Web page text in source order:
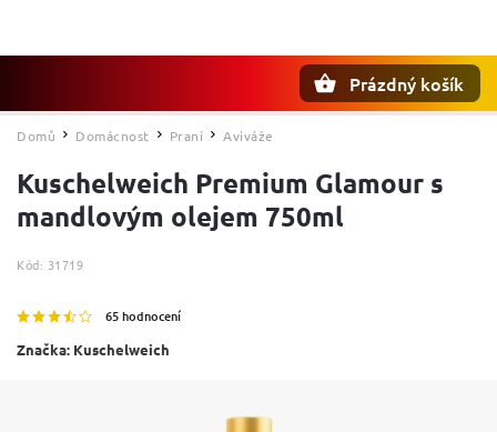
Prázdný košík
Domů / Domácnost / Praní / Aviváže
Kuschelweich Premium Glamour s
mandlovým olejem 750ml
Kód: 31719
65 hodnocení
Značka: Kuschelweich